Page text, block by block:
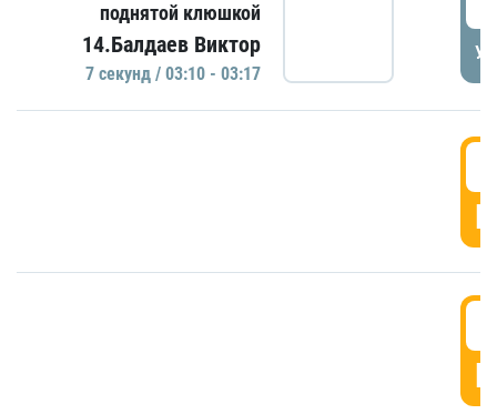
поднятой клюшкой
14.Балдаев Виктор
7 секунд / 03:10 - 03:17